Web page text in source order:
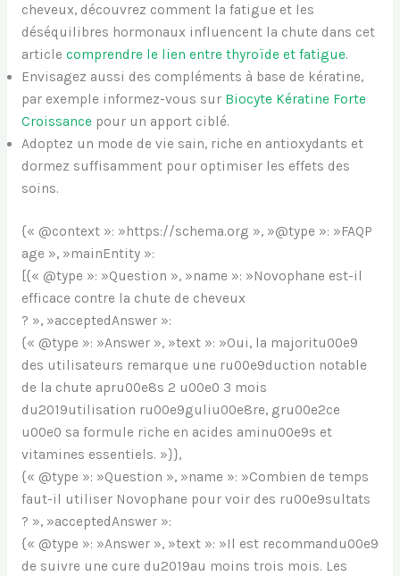
cheveux, découvrez comment la fatigue et les
déséquilibres hormonaux influencent la chute dans cet
article comprendre le lien entre thyroïde et fatigue.
Envisagez aussi des compléments à base de kératine,
par exemple informez-vous sur Biocyte Kératine Forte
Croissancepour un apport ciblé.
Adoptez un mode de vie sain, riche en antioxydants et
dormez suffisamment pour optimiser les effets des
soins.
{« @context »: »https://schema.org », »@type »: »FAQP
age », »mainEntity »:
[{« @type »: »Question », »name »: »Novophane est-il
efficace contre la chute de cheveux
? », »acceptedAnswer »:
{« @type »: »Answer », »text »: »Oui, la majoritu00e9
des utilisateurs remarque une ru00e9duction notable
de la chute apru00e8s 2 u00e0 3 mois
du2019utilisation ru00e9guliu00e8re, gru00e2ce
u00e0 sa formule riche en acides aminu00e9s et
vitamines essentiels. »}},
{« @type »: »Question », »name »: »Combien de temps
faut-il utiliser Novophane pour voir des ru00e9sultats
? », »acceptedAnswer »:
{« @type »: »Answer », »text »: »Il est recommandu00e9
de suivre une cure du2019au moins trois mois. Les